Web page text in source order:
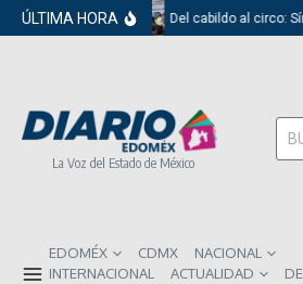
Saltar al contenido
ÚLTIMA HORA Del cabildo al circo:
La Voz del Estado de México
EDOMÉX CDMX
NACIONAL
INTERNACIONAL
ACTUALIDAD